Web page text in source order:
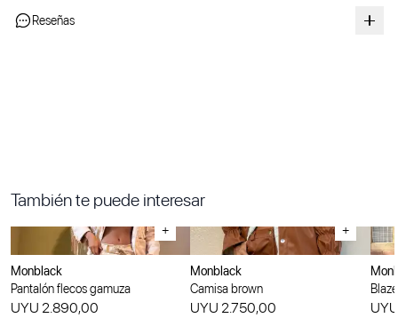
Reseñas
También te puede interesar
+
Monblack
Pantalón flecos gamuza
UYU 2.890,00
+
Monblack
Camisa brown
UYU 2.750,00